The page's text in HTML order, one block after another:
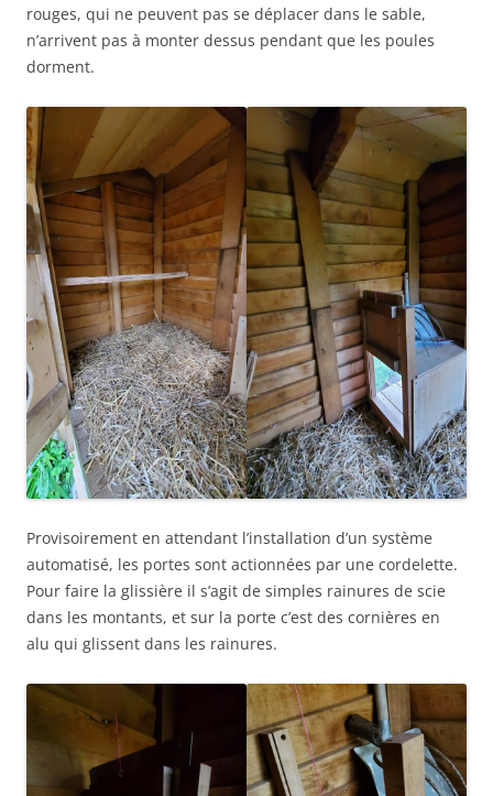
rouges, qui ne peuvent pas se déplacer dans le sable,
n’arrivent pas à monter dessus pendant que les poules
dorment.
Provisoirement en attendant l’installation d’un système
automatisé, les portes sont actionnées par une cordelette.
Pour faire la glissière il s’agit de simples rainures de scie
dans les montants, et sur la porte c’est des cornières en
alu qui glissent dans les rainures.